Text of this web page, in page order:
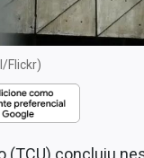
Flickr)
(TCU) concluiu